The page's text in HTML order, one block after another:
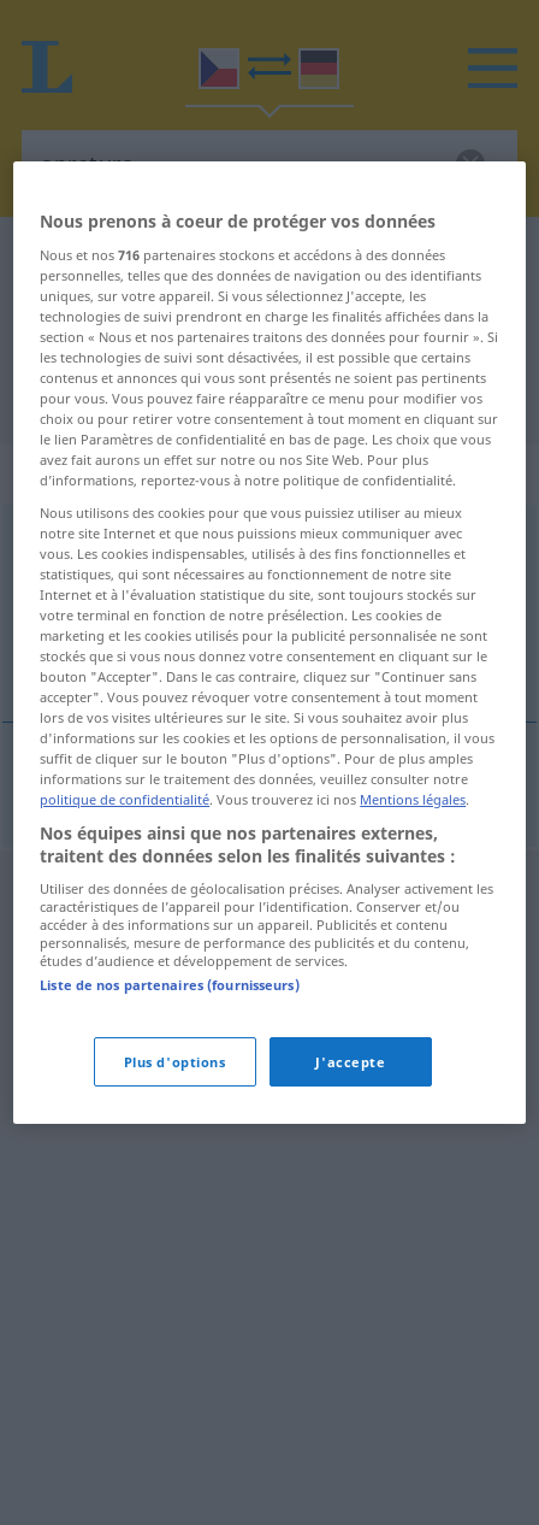
Dictionnaire Tchèque-Allemand apretura
Traduction Tchèque-Allemand de
"apretura"
"apretura" - traduction Allemand
„apretura“: feminin
apretura [-tuː-]f
Vue d'ensemble de toutes les traductions
(Pour plus d'informations, cliquez sur/touchez la traduction)
Appretur
Appreturf apretura
Nous prenons à coeur de protéger vos données
Nous et nos716 partenaires stockons et accédons à des données
personnelles, telles que des données de navigation ou des identifiants
uniques, sur votre appareil. Si vous sélectionnez J'accepte, les
technologies de suivi prendront en charge les finalités affichées dans la
section « Nous et nos partenaires traitons des données pour fournir ». Si
les technologies de suivi sont désactivées, il est possible que certains
contenus et annonces qui vous sont présentés ne soient pas pertinents
pour vous. Vous pouvez faire réapparaître ce menu pour modifier vos
choix ou pour retirer votre consentement à tout moment en cliquant sur
le lien Paramètres de confidentialité en bas de page. Les choix que vous
avez fait aurons un effet sur notre ou nos Site Web. Pour plus
d’informations, reportez-vous à notre politique de confidentialité.
Nous utilisons des cookies pour que vous puissiez utiliser au mieux
notre site Internet et que nous puissions mieux communiquer avec
vous. Les cookies indispensables, utilisés à des fins fonctionnelles et
statistiques, qui sont nécessaires au fonctionnement de notre site
Internet et à l'évaluation statistique du site, sont toujours stockés sur
votre terminal en fonction de notre présélection. Les cookies de
marketing et les cookies utilisés pour la publicité personnalisée ne sont
stockés que si vous nous donnez votre consentement en cliquant sur le
bouton "Accepter". Dans le cas contraire, cliquez sur "Continuer sans
accepter". Vous pouvez révoquer votre consentement à tout moment
lors de vos visites ultérieures sur le site. Si vous souhaitez avoir plus
d'informations sur les cookies et les options de personnalisation, il vous
suffit de cliquer sur le bouton "Plus d'options". Pour de plus amples
informations sur le traitement des données, veuillez consulter notre
politique de confidentialité. Vous trouverez ici nos Mentions légales.
Nos équipes ainsi que nos partenaires externes,
traitent des données selon les finalités suivantes :
Utiliser des données de géolocalisation précises. Analyser activement les
caractéristiques de l’appareil pour l’identification. Conserver et/ou
accéder à des informations sur un appareil. Publicités et contenu
personnalisés, mesure de performance des publicités et du contenu,
études d’audience et développement de services.
Liste de nos partenaires (fournisseurs)
Plus d'options J'accepte